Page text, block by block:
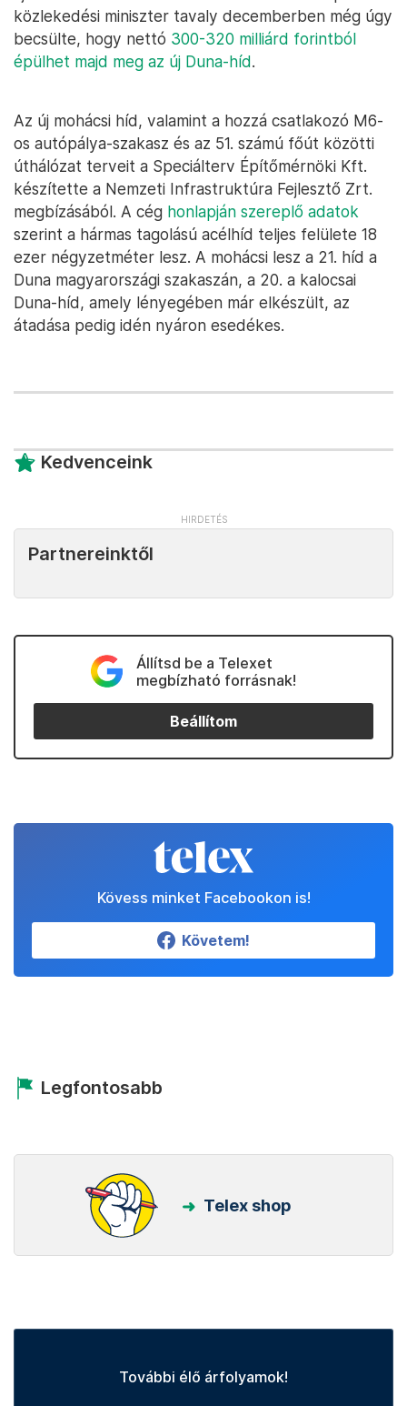
közlekedési miniszter tavaly decemberben még úgy
becsülte, hogy nettó 300-320 milliárd forintból
épülhet majd meg az új Duna-híd.
Az új mohácsi híd, valamint a hozzá csatlakozó M6-
os autópálya-szakasz és az 51. számú főút közötti
úthálózat terveit a Speciálterv Építőmérnöki Kft.
készítette a Nemzeti Infrastruktúra Fejlesztő Zrt.
megbízásából. A cég honlapján szereplő adatok
szerint a hármas tagolású acélhíd teljes felülete 18
ezer négyzetméter lesz. A mohácsi lesz a 21. híd a
Duna magyarországi szakaszán, a 20. a kalocsai
Duna-híd, amely lényegében már elkészült, az
átadása pedig idén nyáron esedékes.
Kedvenceink
Partnereinktől
Állítsd be a Telexet
megbízható forrásnak!
Beállítom
Kövess minket Facebookon is!
Követem!
Legfontosabb
Telex shop
További élő árfolyamok!